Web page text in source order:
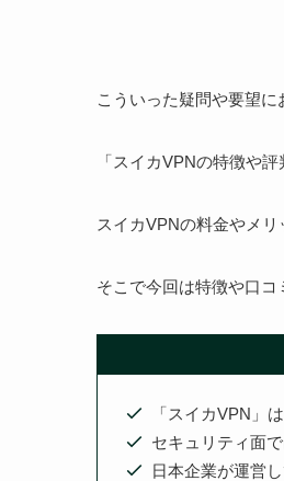
こういった疑問や要望に
「スイカVPNの特徴や
スイカVPNの料金やメ
そこで今回は特徴や口
「スイカVPN」
セキュリティ面
日本企業が運営